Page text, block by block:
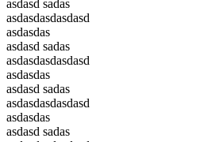
asdasd sadas
asdasdasdasdasd
asdasdas
asdasd sadas
asdasdasdasdasd
asdasdas
asdasd sadas
asdasdasdasdasd
asdasdas
asdasd sadas